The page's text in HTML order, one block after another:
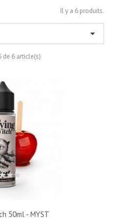
Il y a 6 produits.

de 6 article(s)
50ml - MYST